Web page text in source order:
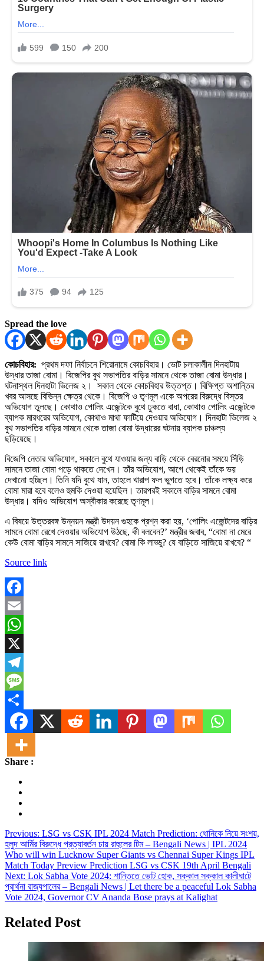
Spread the love
কোচবিহার: প্রথম দফা নির্বাচনে শিরোনামে কোচবিহার। ভোট চলাকালীন দিনহাটায়
উদ্ধার তাজা বোমা। বিজেপির বুথ সভাপতির বাড়ির সামনে থেকে তাজা বোমা উদ্ধার।
ঘটনাস্থল দিনহাটা ভিলেজ ২। সকাল থেকে কোচবিহার উত্তপ্ত। বিক্ষিপ্ত অশান্তির
খবর আসছে বিভিন্ন ক্ষেত্র থেকে। বিজেপি ও তৃণমূল একে অপরের বিরুদ্ধে বিস্তর
অভিযোগ তুলছে। কোথাও পোলিং এজেন্টকে বুথে ঢুকতে বাধা, কোথাও পোলিং এজেন্টকে
ব্যাপক মারধরের অভিযোগ, কোথাও মাথা ফাটিয়ে দেওয়ার অভিযোগ। দিনহাটা ভিলেজ ২
বুথ সভাপতির বাড়ির সামনে থেকে তাজা বোমা উদ্ধারের ঘটনায় ব্যাপক চাঞ্চল্য
ছড়িয়েছে।
বিজেপি নেতার অভিযোগ, সকালে বুথে যাওয়ার জন্য বাড়ি থেকে বেরনোর সময়ে সিঁড়ি
সামনে তাজা বোমা পড়ে থাকতে দেখেন। তাঁর অভিযোগ, আগে থেকেই তাঁকে ভয়
দেখানো হচ্ছিল। তিনি যদি বুথে যান, তাহলে খারাপ ফল ভুগতে হবে। তাঁকে লক্ষ্য করে
বোমা মারা হবে বলেও হুমকি দেওয়া হয়েছিল। তারপরই সকালে বাড়ির সামনে বোমা
উদ্ধার। যদিও অভিযোগ অস্বীকার করেছে তৃণমূল।
এ বিষয়ে উত্তরবঙ্গ উন্নয়ন মন্ত্রী উদয়ন গুহকে প্রশ্ন করা হয়, ‘পোলিং এজেন্টদের বাড়ির
সামনে বোমা রেখে দেওয়ার অভিযোগ উঠছে, কী বলবেন?’ মন্ত্রীর জবাব, “বোমা না মেরে
কেউ বোমা বাড়ির সামনে সাজিয়ে রাখবে? বোমা কি লাড্ডু? যে বাড়িতে সাজিয়ে রাখবে? “
Source link
Facebook
Email
WhatsApp
X
Telegram
Message
Share
Share :
Post
navigation
Previous: LSG vs CSK IPL 2024 Match Prediction: ধোনিকে নিয়ে সংশয়,
হলুদ আর্মির বিরুদ্ধে প্রত্যাবর্তন চায় রাহুলের টিম – Bengali News | IPL 2024
Who will win Lucknow Super Giants vs Chennai Super Kings IPL
Match Today Preview Prediction LSG vs CSK 19th April Bengali
Next: Lok Sabha Vote 2024: শান্তিতে ভোট হোক, সক্কাল সক্কাল কালীঘাটে
প্রার্থনা রাজ্যপালের – Bengali News | Let there be a peaceful Lok Sabha
Vote 2024, Governor CV Ananda Bose prays at Kalighat
Related Post